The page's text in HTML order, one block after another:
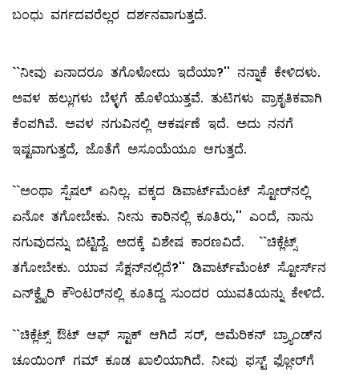
ಬಂಧು ವರ್ಗದವರೆಲ್ಲರ ದರ್ಶನವಾಗುತ್ತದೆ.
``ನೀವು ಏನಾದರೂ ತಗೊಳೋದು ಇದೆಯಾ?'' ನನ್ನಾಕೆ ಕೇಳಿದಳು.
ಅವಳ ಹಲ್ಲುಗಳು ಬೆಳ್ಳಗೆ ಹೊಳೆಯುತ್ತವೆ. ತುಟಿಗಳು ಪ್ರಾಕೃತಿಕವಾಗಿ
ಕೆಂಪಗಿವೆ. ಅವಳ ನಗುವಿನಲ್ಲಿ ಆಕರ್ಷಣೆ ಇದೆ. ಅದು ನನಗೆ
ಇಷ್ಟವಾಗುತ್ತದೆ, ಜೊತೆಗೆ ಅಸೂಯೆಯೂ ಆಗುತ್ತದೆ.
``ಅಂಥಾ ಸ್ಪೆಷಲ್ ಏನಿಲ್ಲ. ಪಕ್ಕದ ಡಿಪಾರ್ಟ್‌ಮೆಂಟ್‌ ಸ್ಟೋರ್‌ನಲ್ಲಿ
ಏನೋ ತಗೋಬೇಕು. ನೀನು ಕಾರಿನಲ್ಲಿ ಕೂತಿರು,'' ಎಂದೆ, ನಾನು
ನಗುವುದನ್ನು ಬಿಟ್ಟಿದ್ದೆ. ಅದಕ್ಕೆ ವಿಶೇಷ ಕಾರಣವಿದೆ. ``ಚಿಕ್ಲೆಟ್ಸ್
ತಗೋಬೇಕು. ಯಾವ ಸೆಕ್ಷನ್‌ನಲ್ಲಿದೆ?'' ಡಿಪಾರ್ಟ್‌ಮೆಂಟ್‌ ಸ್ಟೋರ್ಸ್‌ನ
ಎನ್‌ಕ್ವೈರಿ ಕೌಂಟರ್‌ನಲ್ಲಿ ಕೂತಿದ್ದ ಸುಂದರ ಯುವತಿಯನ್ನು ಕೇಳಿದೆ.
``ಚಿಕ್ಲೆಟ್ಸ್ ಔಟ್‌ ಆಫ್‌ ಸ್ಟಾಕ್‌ ಆಗಿದೆ ಸರ್‌, ಅಮೆರಿಕನ್‌ ಬ್ರ್ಯಾಂಡ್‌ನ
ಚೂಯಿಂಗ್‌ ಗಮ್ ಕೂಡ ಖಾಲಿಯಾಗಿದೆ. ನೀವು ಫಸ್ಟ್ ಫ್ಲೋರ್‌ಗೆ